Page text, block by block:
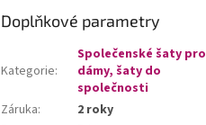
Doplňkové parametry
Kategorie:
Společenské šaty pro
dámy, šaty do
společnosti
Záruka:
2 roky